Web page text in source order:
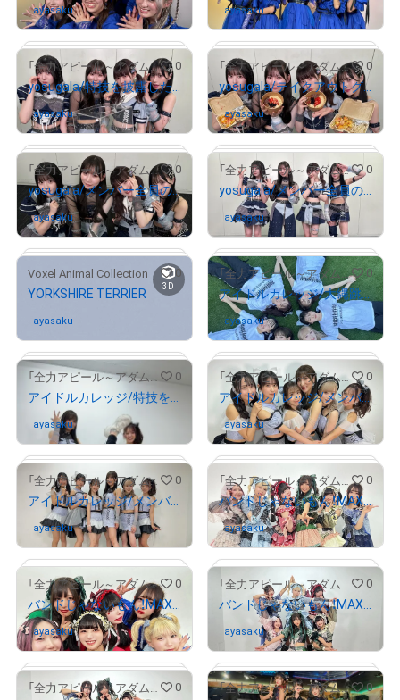
# 1147/2000
ayasakuさんが保有中
# 1158/2000
ayasakuさんが保有中
# 1392/2000
「全力アピール～アダムシアター～」NFTストア 0
yosugala/特技を披露した未白ちあとメンバー全員のサイン入り写真
ayasakuさんが保有中
「全力アピール～アダムシアター～」NFTストア 0
yosugala/テイクアウトグルメを紹介したメンバー全員のサイン入り写真
ayasakuさんが保有中
# 1226/2000
「全力アピール～アダムシアター～」NFTストア 0
yosugala/メンバー全員のサイン入り写真②
ayasakuさんが保有中
# 695/2000
「全力アピール～アダムシアター～」NFTストア 0
yosugala/メンバー全員のサイン入り写真①
ayasakuさんが保有中
# 520/1000
3D
Voxel Animal Collection 0
YORKSHIRE TERRIER
ayasaku
# 1964/2000
「全力アピール～アダムシアター～」NFTストア 0
アイドルカレッジ/大縄跳びに挑戦したメンバー6人のサイン入り写真
ayasakuさんが保有中
# 526/2000
「全力アピール～アダムシアター～」NFTストア 0
アイドルカレッジ/特技を披露したメンバー3人のサイン入り写真
ayasakuさんが保有中
「全力アピール～アダムシアター～」NFTストア 0
アイドルカレッジ/メンバー6人のサイン入り写真②
ayasakuさんが保有中
「全力アピール～アダムシアター～」NFTストア 0
アイドルカレッジ/メンバー6人のサイン入り写真①
ayasakuさんが保有中
「全力アピール～アダムシアター～」NFTストア 0
バンドじゃないもん！MAXX NAKAYOSHI /メンバー全員のサイン入り写真②
ayasakuさんが保有中
「全力アピール～アダムシアター～」NFTストア 0
バンドじゃないもん！MAXX NAKAYOSHI /二人羽織対決後のメンバー全員のサイン入り写真
ayasakuさんが保有中
# 352/2000
「全力アピール～アダムシアター～」NFTストア 0
バンドじゃないもん！MAXX NAKAYOSHI /“以心伝心”にちなんだポーズで、メンバー全員のサイン入り写真
ayasakuさんが保有中
「全力アピール～アダムシアター～」NFTストア 0 「全力アピール～アダムシアター～」NFTストア 0